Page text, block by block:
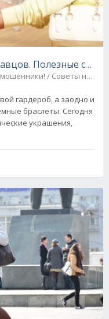
Полезные
Осторожно, мошенники! /
гардероб, а заодно и
браслеты. Сегодня
украшения,